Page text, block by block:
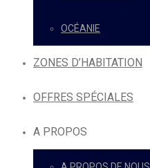
OCÉANIE
ZONES D’HABITATION
OFFRES SPÉCIALES
A PROPOS